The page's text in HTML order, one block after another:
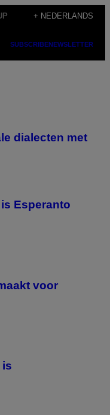
+ NEDERLANDS
SUBSCRIBENEWSLETTER
dialecten met
Esperanto
voor
is